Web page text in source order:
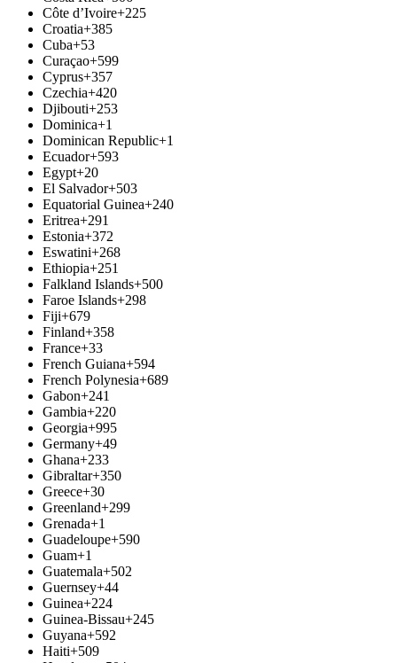
Côte d’Ivoire+225
Croatia+385
Cuba+53
Curaçao+599
Cyprus+357
Czechia+420
Djibouti+253
Dominica+1
Dominican Republic+1
Ecuador+593
Egypt+20
El Salvador+503
Equatorial Guinea+240
Eritrea+291
Estonia+372
Eswatini+268
Ethiopia+251
Falkland Islands+500
Faroe Islands+298
Fiji+679
Finland+358
France+33
French Guiana+594
French Polynesia+689
Gabon+241
Gambia+220
Georgia+995
Germany+49
Ghana+233
Gibraltar+350
Greece+30
Greenland+299
Grenada+1
Guadeloupe+590
Guam+1
Guatemala+502
Guernsey+44
Guinea+224
Guinea-Bissau+245
Guyana+592
Haiti+509